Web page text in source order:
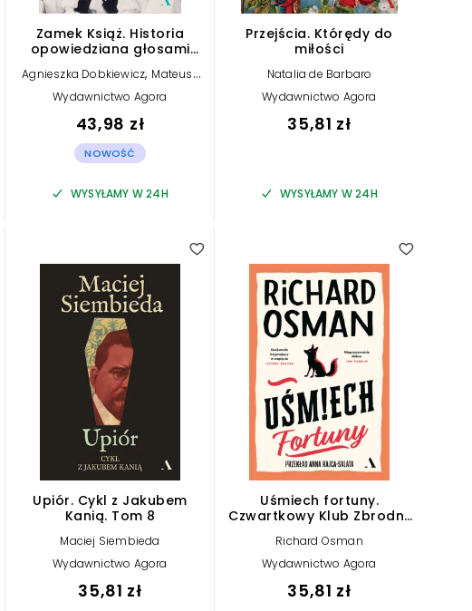
Zamek Książ. Historia
opowiedziana głosami
Agnieszka Dobkiewicz, Mateusz
Mykytyszyn
Wydawnictwo Agora
43,98 zł
NOWOŚĆ
WYSYŁAMY W 24H
Przejścia. Którędy do
miłości
Natalia de Barbaro
Wydawnictwo Agora
35,81 zł
WYSYŁAMY W 24H
Upiór. Cykl z Jakubem
Kanią. Tom 8
Maciej Siembieda
Wydawnictwo Agora
35,81 zł
Uśmiech fortuny.
Czwartkowy Klub Zbrodni.
Richard Osman
Wydawnictwo Agora
35,81 zł